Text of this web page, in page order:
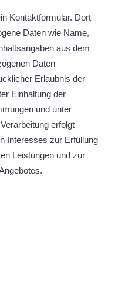
Kontaktformular. Dort
Daten wie Name,
aus dem
Daten
Erlaubnis der
Einhaltung der
und unter
erfolgt
Interesses zur Erfüllung
Leistungen und zur